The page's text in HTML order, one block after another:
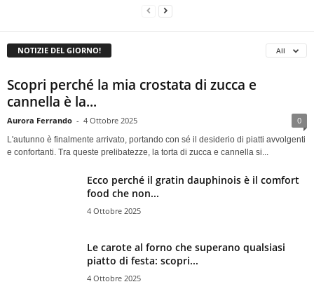
NOTIZIE DEL GIORNO! All
Scopri perché la mia crostata di zucca e
cannella è la...
Aurora Ferrando - 4 Ottobre 2025 0
L'autunno è finalmente arrivato, portando con sé il desiderio di piatti avvolgenti
e confortanti. Tra queste prelibatezze, la torta di zucca e cannella si...
Ecco perché il gratin dauphinois è il comfort
food che non...
4 Ottobre 2025
Le carote al forno che superano qualsiasi
piatto di festa: scopri...
4 Ottobre 2025